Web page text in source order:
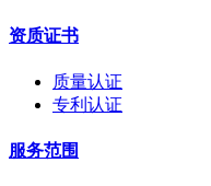
资质证书
质量认证
专利认证
服务范围